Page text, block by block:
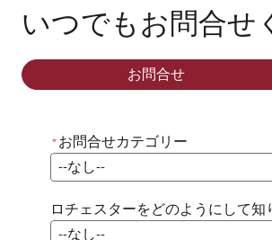
いつでもお問合せ
お問合せ
*お問合せカテゴリー
* お問合せカテゴリー
ロチェスターをどのようにして知
ロチェスターをどのようにして知